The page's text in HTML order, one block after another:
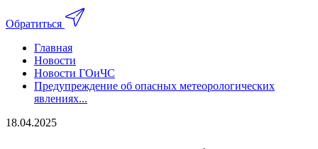
Обратиться
Главная
Новости
Новости ГОиЧС
Предупреждение об опасных метеорологических
явлениях...
18.04.2025